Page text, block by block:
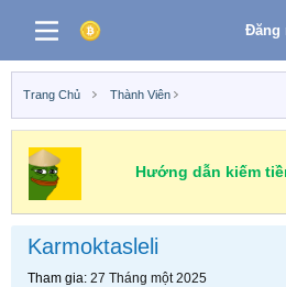
Đăng
Trang Chủ Thành Viên
Hướng dẫn kiếm
Karmoktasleli
Tham gia 27 Tháng một 2025